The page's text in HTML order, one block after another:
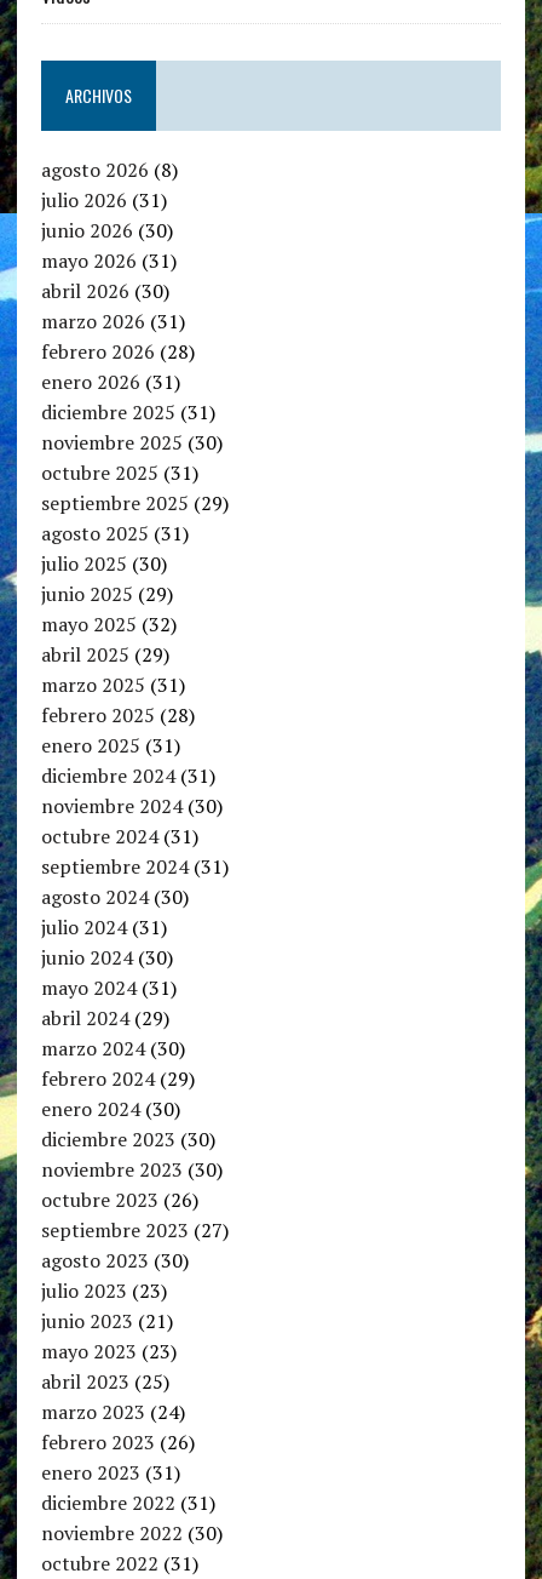
ARCHIVOS
agosto 2026 (8)
julio 2026 (31)
junio 2026 (30)
mayo 2026 (31)
abril 2026 (30)
marzo 2026 (31)
febrero 2026 (28)
enero 2026 (31)
diciembre 2025 (31)
noviembre 2025 (30)
octubre 2025 (31)
septiembre 2025 (29)
agosto 2025 (31)
julio 2025 (30)
junio 2025 (29)
mayo 2025 (32)
abril 2025 (29)
marzo 2025 (31)
febrero 2025 (28)
enero 2025 (31)
diciembre 2024(31)
noviembre 2024(30)
octubre 2024(31)
septiembre 2024(31)
agosto 2024(30)
julio 2024(31)
junio 2024(30)
mayo 2024(31)
abril 2024(29)
marzo 2024(30)
febrero 2024(29)
enero 2024(30)
diciembre 2023 (30)
noviembre 2023 (30)
octubre 2023 (26)
septiembre 2023 (27)
agosto 2023 (30)
julio 2023 (23)
junio 2023 (21)
mayo 2023 (23)
abril 2023 (25)
marzo 2023 (24)
febrero 2023 (26)
enero 2023 (31)
diciembre 2022 (31)
noviembre 2022 (30)
octubre 2022 (31)